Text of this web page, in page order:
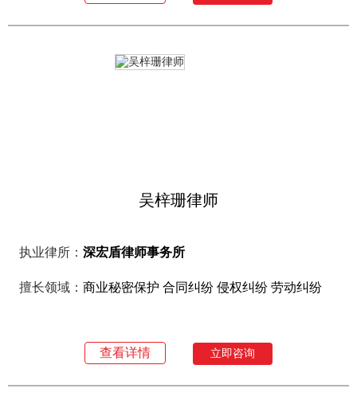
吴梓珊律师
执业律所： 深宏盾律师事务所
擅长领域： 商业秘密保护 合同纠纷 侵权纠纷 劳动纠纷
查看详情 立即咨询